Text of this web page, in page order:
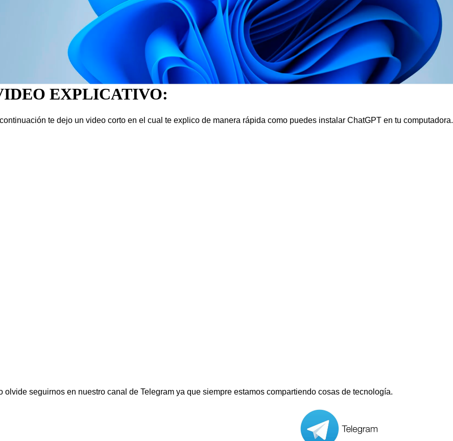
EXPLICATIVO:
te dejo un video corto en el cual te explico de manera rápida como puedes instalar ChatGPT en tu computadora.
olvide seguirnos en nuestro canal de Telegram ya que siempre estamos compartiendo cosas de tecnología.